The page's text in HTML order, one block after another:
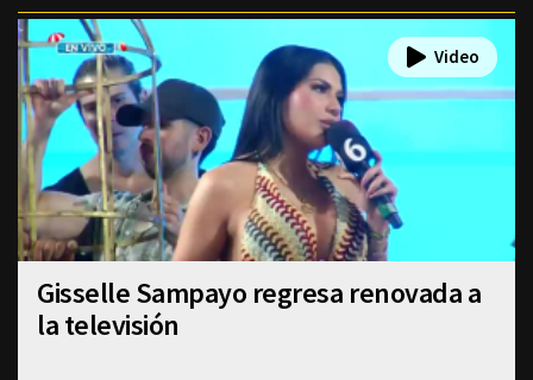
Gisselle Sampayo regresa renovada a
la televisión